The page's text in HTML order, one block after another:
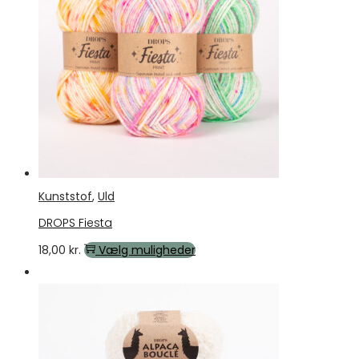
varianter.
Mulighederne
vælges
på
varesiden
Kunststof, Uld
DROPS Fiesta
18,00 kr. Vælg mulighederDette
varianter.